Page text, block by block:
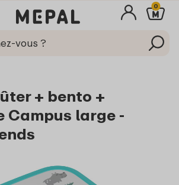
0
+ bento +
Campus large -